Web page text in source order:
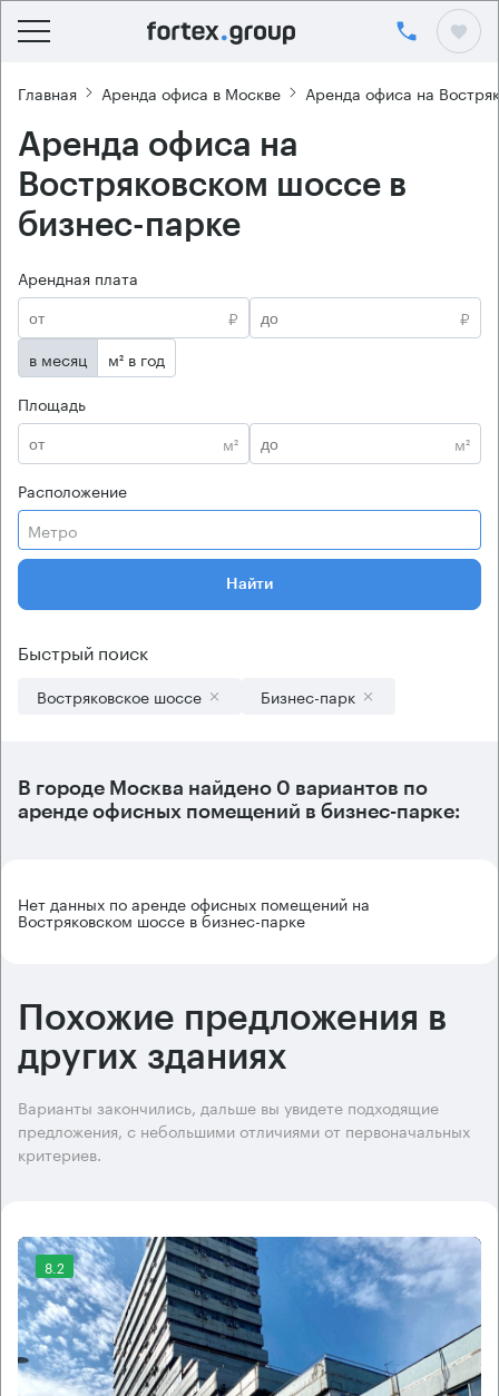
Главная Аренда офиса в Москве Аренда офиса на
Аренда офиса на
Востряковском шоссе в
бизнес-парке
Арендная плата
₽
₽
в месяц
м² в год
Площадь
м²
м²
Расположение
Метро
Найти
Быстрый поиск
Востряковское шоссе Бизнес-парк
В городе Москва найдено 0 вариантов по
аренде офисных помещений в бизнес-парке:
Нет данных по аренде офисных помещений на
Востряковском шоссе в бизнес-парке
Похожие предложения в
других зданиях
Варианты закончились, дальше вы увидете подходящие
предложения, с небольшими отличиями от первоначальных
критериев.
8.2